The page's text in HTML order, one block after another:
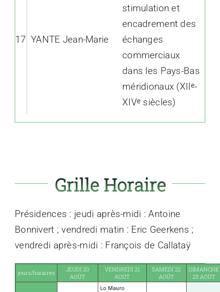
17 YANTE Jean-Marie
stimulation et
encadrement des
échanges
commerciaux
dans les Pays-Bas
méridionaux (XIIᵉ-
XIVᵉ siècles)
Grille Horaire
Présidences : jeudi après-midi : Antoine
Bonnivert ; vendredi matin : Eric Geerkens ;
vendredi après-midi : François de Callataÿ
jours/horaires
JEUDI 20
AOÛT
VENDREDI 21
AOÛT
SAMEDI 22
AOÛT
DIMANCHE
23 AOÛT
Lo Mauro